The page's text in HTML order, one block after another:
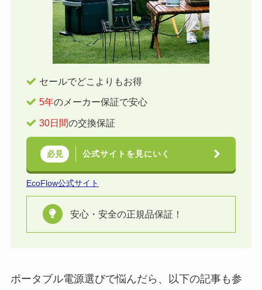
セールでどこよりもお得
5年のメーカー保証で安心
30日間の交換保証
必見 公式サイトを見にいく
EcoFlow公式サイト
安心・安全の正規品保証！
ポータブル電源選びで悩んだら、以下の記事も参